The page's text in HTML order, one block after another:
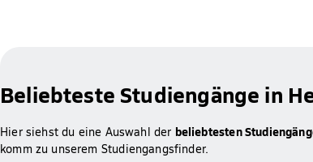
Beliebteste Studiengänge in
Hier siehst du eine Auswahl der beliebtesten
komm zu unserem Studiengangsfinder.